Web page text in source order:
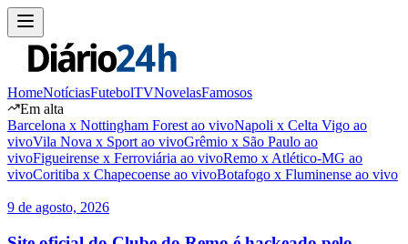
HomeNotíciasFutebolTVNovelasFamosos
Em alta
Barcelona x Nottingham Forest ao vivoNapoli x Celta Vigo ao
vivoVila Nova x Sport ao vivoGrêmio x São Paulo ao
vivoFigueirense x Ferroviária ao vivoRemo x Atlético-MG ao
vivoCoritiba x Chapecoense ao vivoBotafogo x Fluminense ao vivo
9 de agosto, 2026